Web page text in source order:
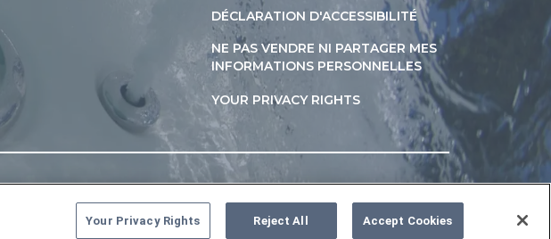
DÉCLARATION D'ACCESSIBILITÉ
NE PAS VENDRE NI PARTAGER MES
INFORMATIONS PERSONNELLES
YOUR PRIVACY RIGHTS
Your Privacy Rights Reject All Accept Cookies